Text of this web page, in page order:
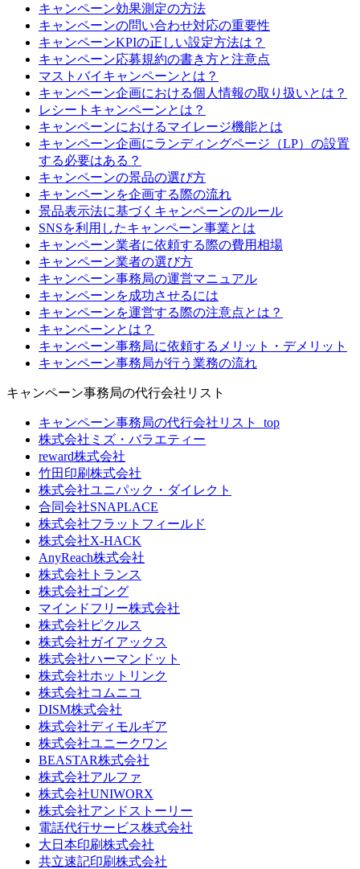
キャンペーン効果測定の方法
キャンペーンの問い合わせ対応の重要性
キャンペーンKPIの正しい設定方法は？
キャンペーン応募規約の書き方と注意点
マストバイキャンペーンとは？
キャンペーン企画における個人情報の取り扱いとは？
レシートキャンペーンとは？
キャンペーンにおけるマイレージ機能とは
キャンペーン企画にランディングページ（LP）の設置
する必要はある？
キャンペーンの景品の選び方
キャンペーンを企画する際の流れ
景品表示法に基づくキャンペーンのルール
SNSを利用したキャンペーン事業とは
キャンペーン業者に依頼する際の費用相場
キャンペーン業者の選び方
キャンペーン事務局の運営マニュアル
キャンペーンを成功させるには
キャンペーンを運営する際の注意点とは？
キャンペーンとは？
キャンペーン事務局に依頼するメリット・デメリット
キャンペーン事務局が行う業務の流れ
キャンペーン事務局の代行会社リスト
キャンペーン事務局の代行会社リスト_top
株式会社ミズ・バラエティー
reward株式会社
竹田印刷株式会社
株式会社ユニパック・ダイレクト
合同会社SNAPLACE
株式会社フラットフィールド
株式会社X-HACK
AnyReach株式会社
株式会社トランス
株式会社ゴング
マインドフリー株式会社
株式会社ピクルス
株式会社ガイアックス
株式会社ハーマンドット
株式会社ホットリンク
株式会社コムニコ
DISM株式会社
株式会社ディモルギア
株式会社ユニークワン
BEASTAR株式会社
株式会社アルファ
株式会社UNIWORX
株式会社アンドストーリー
電話代行サービス株式会社
大日本印刷株式会社
共立速記印刷株式会社